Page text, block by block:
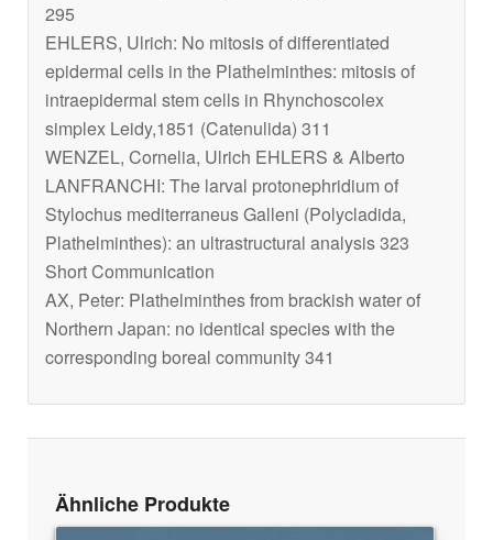
295
EHLERS, Ulrich: No mitosis of differentiated
epidermal cells in the Plathelminthes: mitosis of
intraepidermal stem cells in Rhynchoscolex
simplex Leidy,1851 (Catenulida) 311
WENZEL, Cornelia, Ulrich EHLERS & Alberto
LANFRANCHI: The larval protonephridium of
Stylochus mediterraneus Galleni (Polycladida,
Plathelminthes): an ultrastructural analysis 323
Short Communication
AX, Peter: Plathelminthes from brackish water of
Northern Japan: no identical species with the
corresponding boreal community 341
Ähnliche Produkte